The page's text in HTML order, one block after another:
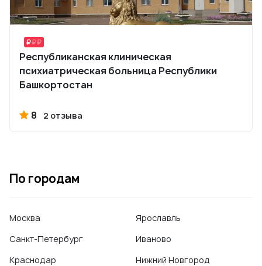
Республиканская клиническая
психиатрическая больница Республики
Башкортостан
8 2 отзыва
По городам
Москва
Санкт-Петербург
Краснодар
Ярославль
Иваново
Нижний Новгород